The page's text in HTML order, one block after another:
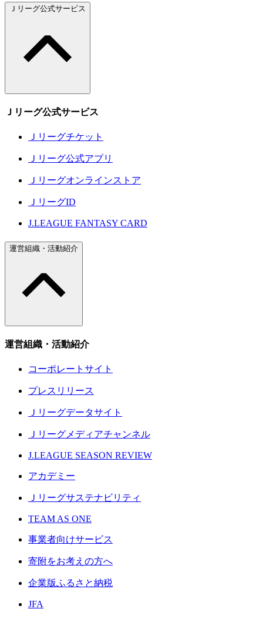
Ｊリーグ公式サービス
Ｊリーグ公式サービス
Ｊリーグチケット
Ｊリーグ公式アプリ
Ｊリーグオンラインストア
ＪリーグID
J.LEAGUE FANTASY CARD
運営組織・活動紹介
運営組織・活動紹介
コーポレートサイト
プレスリリース
Ｊリーグデータサイト
Ｊリーグメディアチャンネル
J.LEAGUE SEASON REVIEW
アカデミー
Ｊリーグサステナビリティ
TEAM AS ONE
事業者向けサービス
寄附をお考えの方へ
企業版ふるさと納税
JFA